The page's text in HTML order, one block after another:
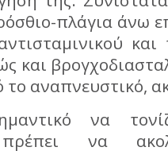
πλάγια άνω
και
και
αναπνευστικό,
να
πρέπει να